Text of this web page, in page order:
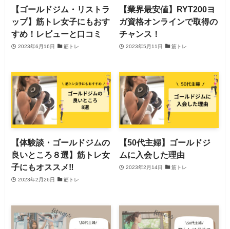
【ゴールドジム・リストラ
ップ】筋トレ女子にもおす
すめ！レビューと口コミ
2023年6月16日 筋トレ
【業界最安値】RYT200ヨ
ガ資格オンラインで取得の
チャンス！
2023年5月11日 筋トレ
【体験談・ゴールドジムの
良いところ８選】筋トレ女
子にもオススメ‼
2023年2月26日 筋トレ
【50代主婦】ゴールドジ
ムに入会した理由
2023年2月14日 筋トレ